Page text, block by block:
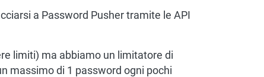
a Password Pusher tramite le API
limiti) ma abbiamo un limitatore di
massimo di 1 password ogni pochi